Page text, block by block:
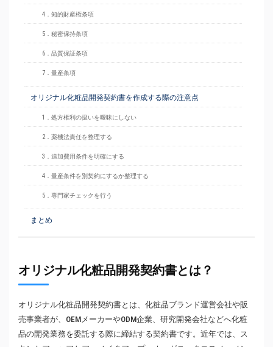
4．知的財産権条項
5．秘密保持条項
6．品質保証条項
7．量産条項
オリジナル化粧品開発契約書を作成する際の注意点
1．処方権利の扱いを曖昧にしない
2．薬機法責任を整理する
3．追加費用条件を明確にする
4．量産条件を別契約にするか整理する
5．専門家チェックを行う
まとめ
オリジナル化粧品開発契約書とは？
オリジナル化粧品開発契約書とは、化粧品ブランド運営会社や販
売事業者が、OEMメーカーやODM企業、研究開発会社などへ化粧
品の開発業務を委託する際に締結する契約書です。近年では、ス